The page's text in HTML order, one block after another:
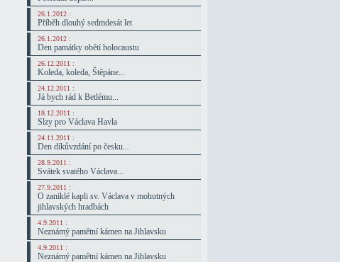
26.1.2012 :
Příběh dlouhý sedmdesát let
26.1.2012 :
Den památky obětí holocaustu
26.12.2011 :
Koleda, koleda, Štěpáne...
24.12.2011 :
Já bych rád k Betlému...
18.12.2011 :
Slzy pro Václava Havla
24.11.2011 :
Den díkůvzdání po česku...
28.9.2011 :
Svátek svatého Václava...
27.9.2011 :
O zaniklé kapli sv. Václava v mohutných
jihlavských hradbách
4.9.2011 :
Neznámý pamětní kámen na Jihlavsku
4.9.2011 :
Neznámý pamětní kámen na Jihlavsku